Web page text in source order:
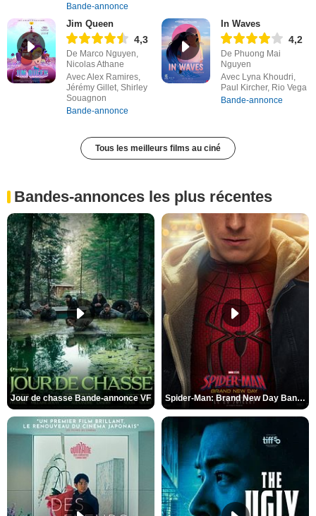
Bande-annonce
Jim Queen
4,3
De Marco Nguyen,
Nicolas Athane
Avec Alex Ramires,
Jérémy Gillet, Shirley
Souagnon
Bande-annonce
In Waves
4,2
De Phuong Mai
Nguyen
Avec Lyna Khoudri,
Paul Kircher, Rio Vega
Bande-annonce
Tous les meilleurs films au ciné
Bandes-annonces les plus récentes
Jour de chasse Bande-annonce VF Spider-Man: Brand New Day Bande-annonce (3) VO STFR